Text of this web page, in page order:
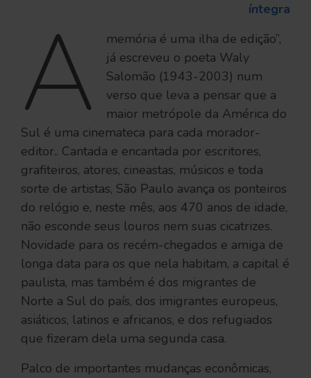
íntegra
A
memória é uma ilha de edição”,
já escreveu o poeta Waly
Salomão (1943-2003) num
verso que leva a pensar que a
maior metrópole da América do
Sul é uma cinemateca para cada morador-
editor.. Cantada e encantada por escritores,
grafiteiros, atores, cineastas, músicos e toda
sorte de artistas, São Paulo avança os ponteiros
do relógio e, neste mês, aos 470 anos de idade,
não esconde seus louros nem suas cicatrizes.
Novidade para os recém-chegados e amiga de
longa data para os que nela habitam, a capital é
paulista, mas também é dos migrantes de
Norte a Sul do país, dos imigrantes europeus,
asiáticos, latinos e africanos, e dos refugiados
que fizeram dela uma segunda casa.
Palco de importantes mudanças econômicas,